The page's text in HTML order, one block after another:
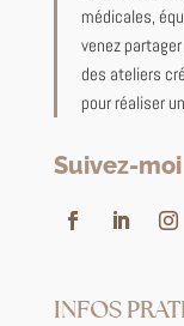
médicales,
venez
des ateliers
pour réaliser
Suivez-moi
INFOS